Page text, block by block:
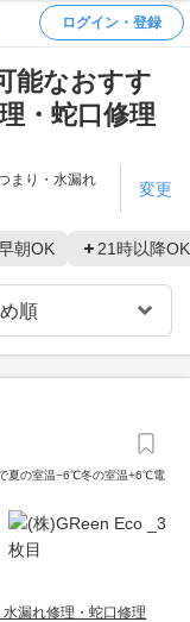
ログイン・登録
能なおすす
・蛇口修理
まり・水漏れ
変更
朝OK 21時以降OK
夏の室温−6℃冬の室温+6℃電
水漏れ修理・蛇口修理